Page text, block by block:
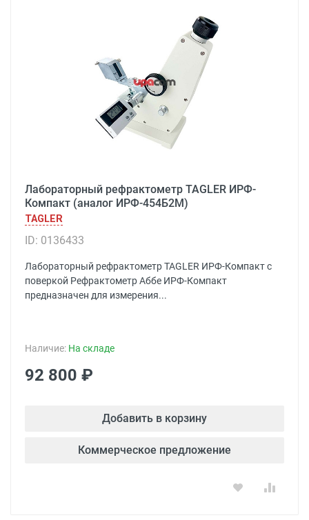
Лабораторный рефрактометр TAGLER ИРФ-
Компакт (аналог ИРФ-454Б2М)
TAGLER
ID: 0136433
Лабораторный рефрактометр TAGLER ИРФ-Компакт с
поверкой Рефрактометр Аббе ИРФ-Компакт
предназначен для измерения...
Наличие: На складе
92 800 ₽
Добавить в корзину
Коммерческое предложение